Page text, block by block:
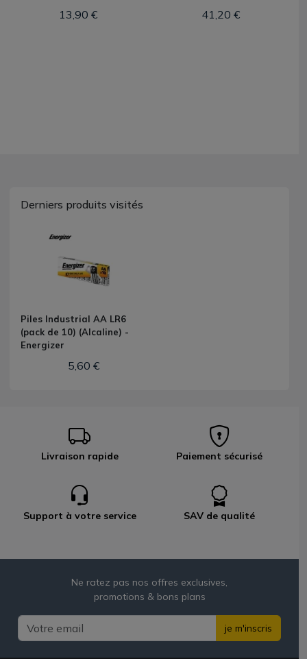
13,90 € 41,20 €
Derniers produits visités
Piles Industrial AA LR6
(pack de 10) (Alcaline) -
Energizer
5,60 €
Livraison rapide Paiement sécurisé
Support à votre service SAV de qualité
Ne ratez pas nos offres exclusives,
promotions & bons plans
je m'inscris